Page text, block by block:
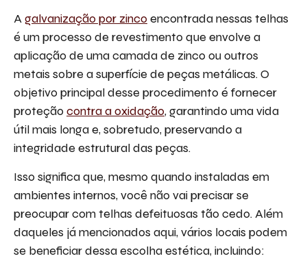
Agalvanização por zincoencontrada nessas telhas
é um processo de revestimento que envolve a
aplicação de uma camada de zinco ou outros
metais sobre a superfície de peças metálicas. O
objetivo principal desse procedimento é fornecer
proteção contra a oxidação, garantindo uma vida
útil mais longa e, sobretudo, preservando a
integridade estrutural das peças.
Isso significa que, mesmo quando instaladas em
ambientes internos, você não vai precisar se
preocupar com telhas defeituosas tão cedo. Além
daqueles já mencionados aqui, vários locais podem
se beneficiar dessa escolha estética, incluindo: